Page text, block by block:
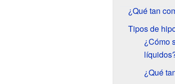
¿Qué tan
Tipos de
¿Cómo
¿Qué